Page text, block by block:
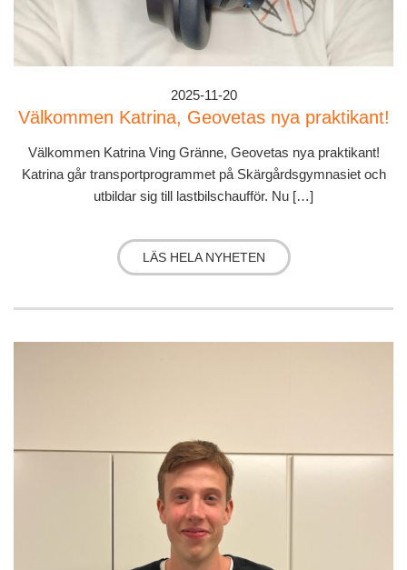
2025-11-20
Välkommen Katrina, Geovetas nya praktikant!
Välkommen Katrina Ving Gränne, Geovetas nya praktikant!
Katrina går transportprogrammet på Skärgårdsgymnasiet och
utbildar sig till lastbilschaufför. Nu […]
LÄS HELA NYHETEN